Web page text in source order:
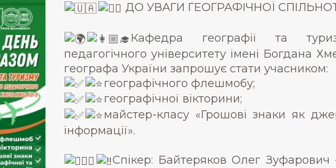
ДО УВАГИ ГЕОГРАФІЧНОЇ
Кафедра географії та
педагогічного університету імені Богдана
географа України запрошує стати учасником:
географічного флешмобу;
географічної вікторини;
майстер-класу «Грошові знаки як
інформації».
Спікер: Байтеряков Олег